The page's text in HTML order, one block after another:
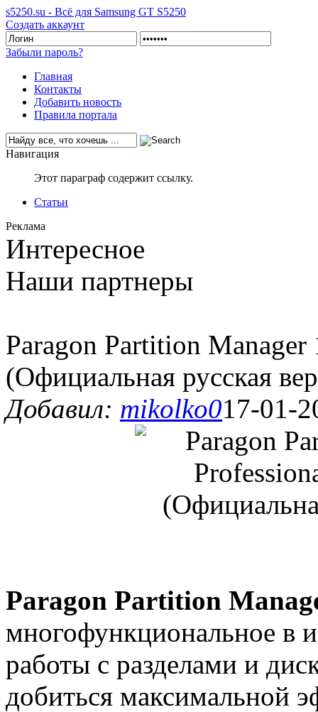
s5250.su - Всё для Samsung GT S5250
Создать аккаунт
Забыли пароль?
Главная
Контакты
Добавить новость
Правила портала
Навигация
Этот параграф содержит ссылку.
Статьи
Реклама
Интересное
Наши партнеры
Paragon Partition
(Официальная русская
Добавил: mikolko017-01-
Paragon Partition
многофункциональное в
работы с разделами и
добиться максимальной